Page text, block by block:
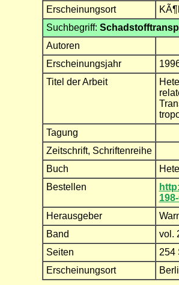
Erscheinungsort
Suchbegriff:
Autoren
Erscheinungsjahr
Titel der Arbeit
Tagung
Zeitschrift, Schriftenreihe
Buch
Bestellen
Herausgeber
Band
vol.
Seiten
254
Erscheinungsort